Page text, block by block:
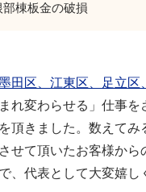
棟板金の破損
田区、江東区、足立
れ変わらせる」仕事
きました。数えてみ
せて頂いたお客様か
、代表として大変嬉し